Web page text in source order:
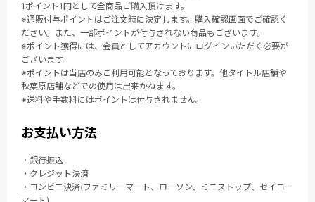
1ポイント1円として全商品ご購入頂けます。
※通販付与ポイントはご注文時に決定します。購入確認画面でご確認く
ださい。また、一部ポイントが付与されない商品もございます。
※ポイント獲得には、会員としてアカウントにログインいただく必要が
ございます。
※ポイントは当店のみご利用可能となっております。他タイトル店舗や
秋葉原店舗などでの使用は出来かねます。
※送料や手数料にはポイントは付与されません。
お支払い方法
・銀行振込
・クレジット決済
・コンビニ決済(ファミリーマート、ローソン、ミニストップ、セイコー